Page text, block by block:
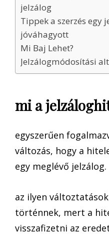
jelzálog
Tippek a szerzés egy
jóváhagyott
Mi Baj Lehet?
Jelzálogmódosítási
mi a
egyszerűen
változás, hogy a
egy meglévő jelzálog.
az ilyen
történnek, mert a
visszafizetni az